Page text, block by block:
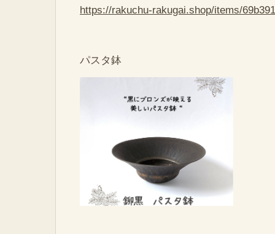
https://rakuchu-rakugai.shop/items/
パスタ鉢